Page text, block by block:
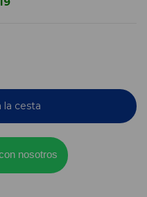
la cesta
nosotros